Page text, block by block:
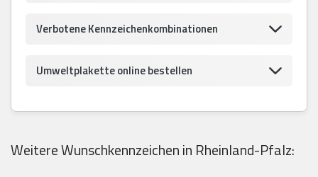
Verbotene Kennzeichenkombinationen
Umweltplakette online bestellen
Weitere Wunschkennzeichen in Rheinland-Pfalz: